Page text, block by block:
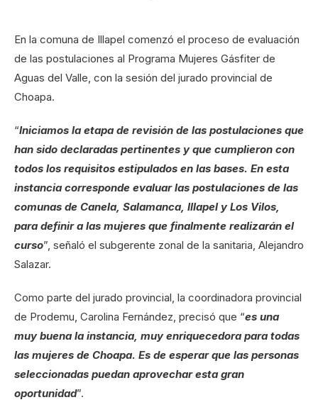
En la comuna de Illapel comenzó el proceso de evaluación
de las postulaciones al Programa Mujeres Gásfiter de
Aguas del Valle, con la sesión del jurado provincial de
Choapa.
“Iniciamos la etapa de revisión de las postulaciones que
han sido declaradas pertinentes y que cumplieron con
todos los requisitos estipulados en las bases. En esta
instancia corresponde evaluar las postulaciones de las
comunas de Canela, Salamanca, Illapel y Los Vilos,
para definir a las mujeres que finalmente realizarán el
curso”, señaló el subgerente zonal de la sanitaria, Alejandro
Salazar.
Como parte del jurado provincial, la coordinadora provincial
de Prodemu, Carolina Fernández, precisó que “es una
muy buena la instancia, muy enriquecedora para todas
las mujeres de Choapa. Es de esperar que las personas
seleccionadas puedan aprovechar esta gran
oportunidad”.